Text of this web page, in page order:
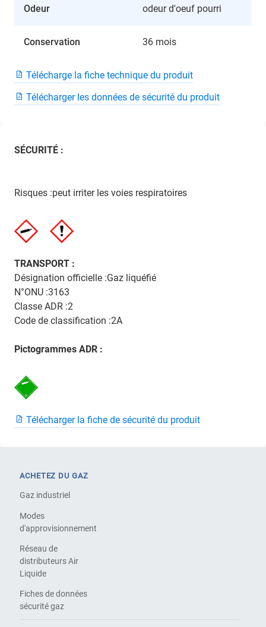
Odeur odeur d'oeuf pourri
Conservation 36 mois
Télécharge la fiche technique du produit
Télécharger les données de sécurité du produit
SÉCURITÉ :
Risques :peut irriter les voies respiratoires
TRANSPORT :
Désignation officielle :Gaz liquéfié
N°ONU :3163
Classe ADR :2
Code de classification :2A
Pictogrammes ADR :
Télécharger la fiche de sécurité du produit
ACHETEZ DU GAZ
Gaz industriel
Modes
d'approvisionnement
Réseau de
distributeurs Air
Liquide
Fiches de données
sécurité gaz